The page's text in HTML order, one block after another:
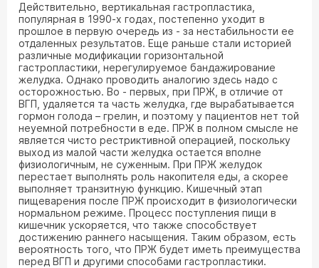
Действительно, вертикальная гастропластика,
популярная в 1990-х годах, постепенно уходит в
прошлое в первую очередь из - за нестабильности ее
отдаленных результатов. Еще раньше стали историей
различные модификации горизонтальной
гастропластики, нерегулируемое бандажирование
желудка. Однако проводить аналогию здесь надо с
осторожностью. Во - первых, при ПРЖ, в отличие от
ВГП, удаляется та часть желудка, где вырабатывается
гормон голода – грелин, и поэтому у пациентов нет той
неуемной потребности в еде. ПРЖ в полном смысле не
является чисто рестриктивной операцией, поскольку
выход из малой части желудка остается вполне
физиологичным, не суженным. При ПРЖ желудок
перестает выполнять роль накопителя еды, а скорее
выполняет транзитную функцию. Кишечный этап
пищеварения после ПРЖ происходит в физиологически
нормальном режиме. Процесс поступления пищи в
кишечник ускоряется, что также способствует
достижению раннего насыщения. Таким образом, есть
вероятность того, что ПРЖ будет иметь преимущества
перед ВГП и другими способами гастропластики.